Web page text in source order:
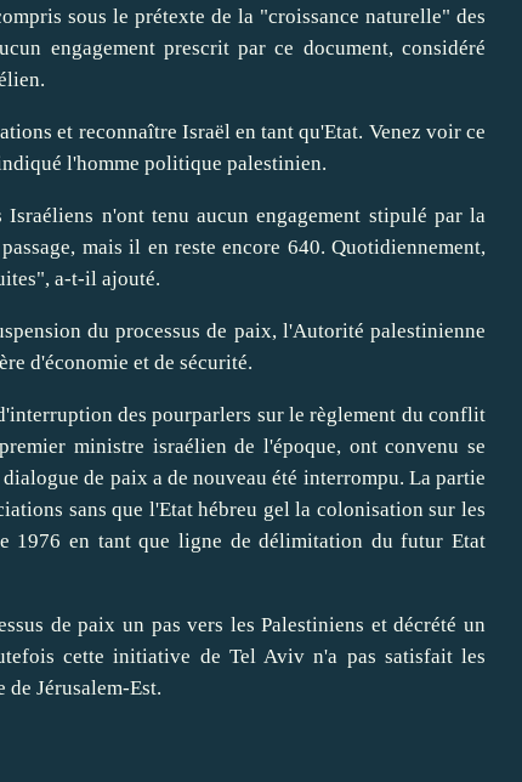
sous le prétexte de la "croissance naturelle" des
engagement prescrit par ce document, considéré
et reconnaître Israël en tant qu'Etat. Venez voir ce
l'homme politique palestinien.
n'ont tenu aucun engagement stipulé par la
mais il en reste encore 640. Quotidiennement,
a-t-il ajouté.
du processus de paix, l'Autorité palestinienne
d'économie et de sécurité.
des pourparlers sur le règlement du conflit
ministre israélien de l'époque, ont convenu se
de paix a de nouveau été interrompu. La partie
sans que l'Etat hébreu gel la colonisation sur les
1976 en tant que ligne de délimitation du futur Etat
de paix un pas vers les Palestiniens et décrété un
cette initiative de Tel Aviv n'a pas satisfait les
Jérusalem-Est.